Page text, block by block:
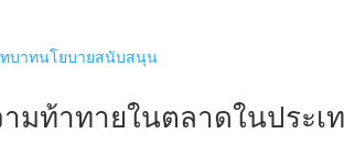
มท้าทายในตลาดในประเ